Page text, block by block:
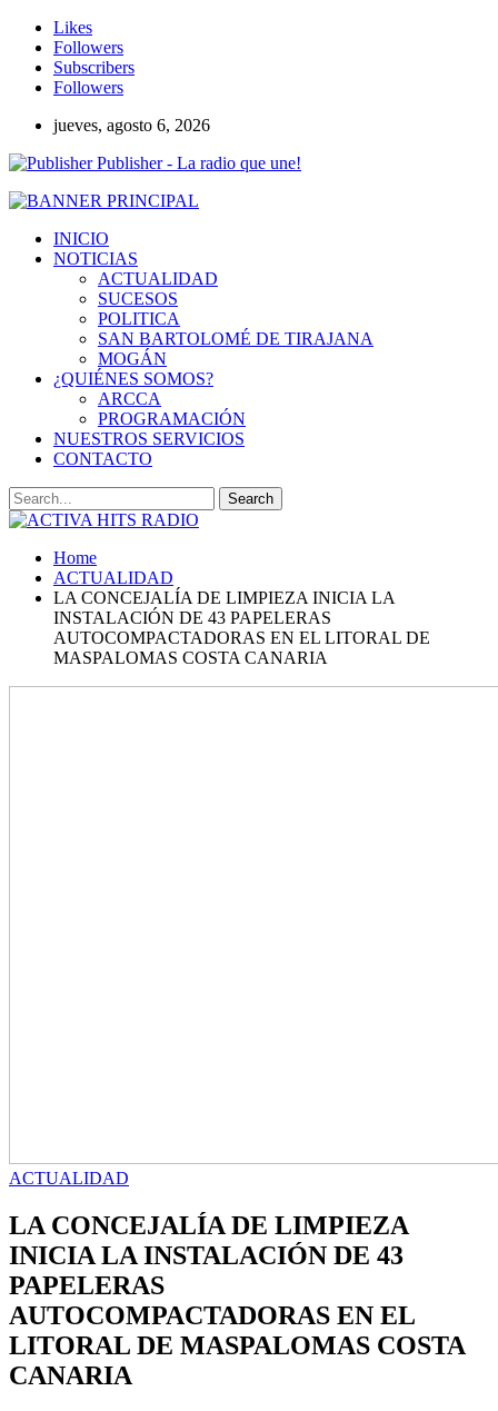
Likes
Followers
Subscribers
Followers
jueves, agosto 6, 2026
Publisher - La radio que une!
INICIO
NOTICIAS
ACTUALIDAD
SUCESOS
POLITICA
SAN BARTOLOMÉ DE TIRAJANA
MOGÁN
¿QUIÉNES SOMOS?
ARCCA
PROGRAMACIÓN
NUESTROS SERVICIOS
CONTACTO
Home
ACTUALIDAD
LA CONCEJALÍA DE LIMPIEZA INICIA LA
INSTALACIÓN DE 43 PAPELERAS
AUTOCOMPACTADORAS EN EL LITORAL DE
MASPALOMAS COSTA CANARIA
ACTUALIDAD
LA CONCEJALÍA DE LIMPIEZA
INICIA LA INSTALACIÓN DE 43
PAPELERAS
AUTOCOMPACTADORAS EN EL
LITORAL DE MASPALOMAS COSTA
CANARIA